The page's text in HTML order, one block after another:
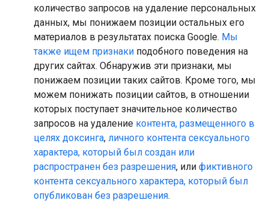
количество запросов на удаление персональных
данных, мы понижаем позиции остальных его
материалов в результатах поиска Google. Мы
также ищем признаки подобного поведения на
других сайтах. Обнаружив эти признаки, мы
понижаем позиции таких сайтов. Кроме того, мы
можем понижать позиции сайтов, в отношении
которых поступает значительное количество
запросов на удаление контента, размещенного в
целях доксинга, личного контента сексуального
характера, который был создан или
распространен без разрешения, или фиктивного
контента сексуального характера, который был
опубликован без разрешения.